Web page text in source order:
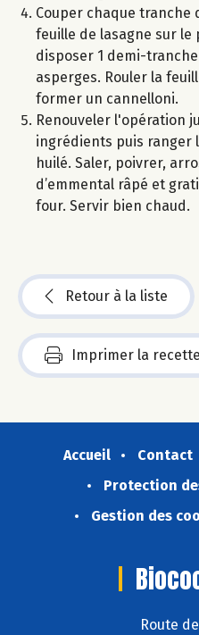
Couper chaque tranche
feuille de lasagne sur le
disposer 1 demi-
asperges. Rouler la
former un cannelloni.
Renouveler l'opération
ingrédients puis ranger
huilé. Saler, poivrer,
d’emmental râpé et
four. Servir bien chaud.
Retour à la liste
Imprimer la recette
Accueil Contact
Protection
Gestion des
Route